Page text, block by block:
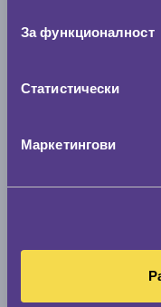
За функционалност
Статистически
Маркетингови